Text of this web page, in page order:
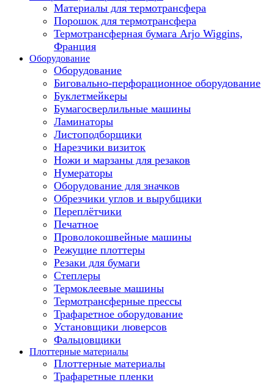
Материалы для термотрансфера
Порошок для термотрансфера
Термотрансферная бумага Arjo Wiggins,
Франция
Оборудование
Оборудование
Биговально-перфорационное оборудование
Буклетмейкеры
Бумагосверлильные машины
Ламинаторы
Листоподборщики
Нарезчики визиток
Ножи и марзаны для резаков
Нумераторы
Оборудование для значков
Обрезчики углов и вырубщики
Переплётчики
Печатное
Проволокошвейные машины
Режущие плоттеры
Резаки для бумаги
Степлеры
Термоклеевые машины
Термотрансферные прессы
Трафаретное оборудование
Установщики люверсов
Фальцовщики
Плоттерные материалы
Плоттерные материалы
Трафаретные пленки